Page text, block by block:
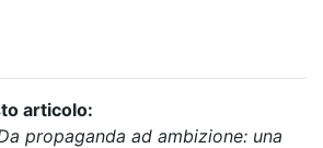
articolo:
propaganda ad ambizione: una